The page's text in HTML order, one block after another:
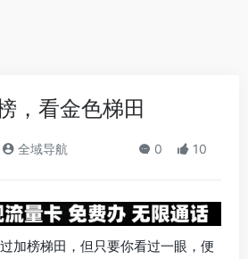
，看金色梯田
全域导航 0 10
加榜梯田，但只要你看过一眼，便